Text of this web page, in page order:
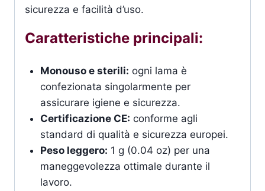
sicurezza e facilità d’uso.
Caratteristiche principali:
Monouso e sterili: ogni lama è
confezionata singolarmente per
assicurare igiene e sicurezza.
Certificazione CE: conforme agli
standard di qualità e sicurezza europei.
Peso leggero: 1 g (0.04 oz) per una
maneggevolezza ottimale durante il
lavoro.